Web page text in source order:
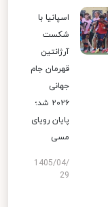
اسپانیا با
شکست
آرژانتین
قهرمان جام
جهانی
۲۰۲۶ شد؛
پایان رویای
مسی
1405/04/
29